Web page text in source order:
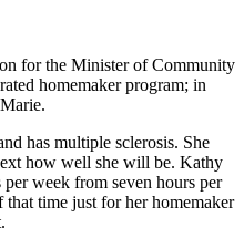
for the Minister of Community
homemaker program; in
has multiple sclerosis. She
how well she will be. Kathy
week from seven hours per
that time just for her homemaker